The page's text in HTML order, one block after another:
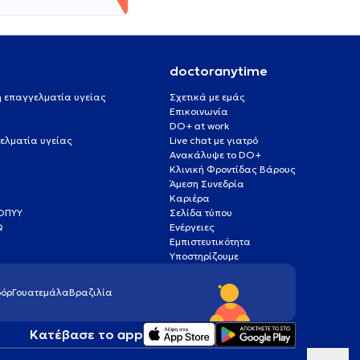
επαγγελματία υγείας
υγείας
doctoranytime
Σχετικά με εμάς
Επικοινωνία
DO+ at work
Live chat με γιατρό
Ανακάλυψε το DO+
Κλινική Φροντίδας Βάρους
Άμεση Συνεδρία
Καριέρα
Σελίδα τύπου
Ενέργειες
Εμπιστευτικότητα
Υποστηρίζουμε
ΓουατεμάλαΒραζιλία
Κατέβασε το app